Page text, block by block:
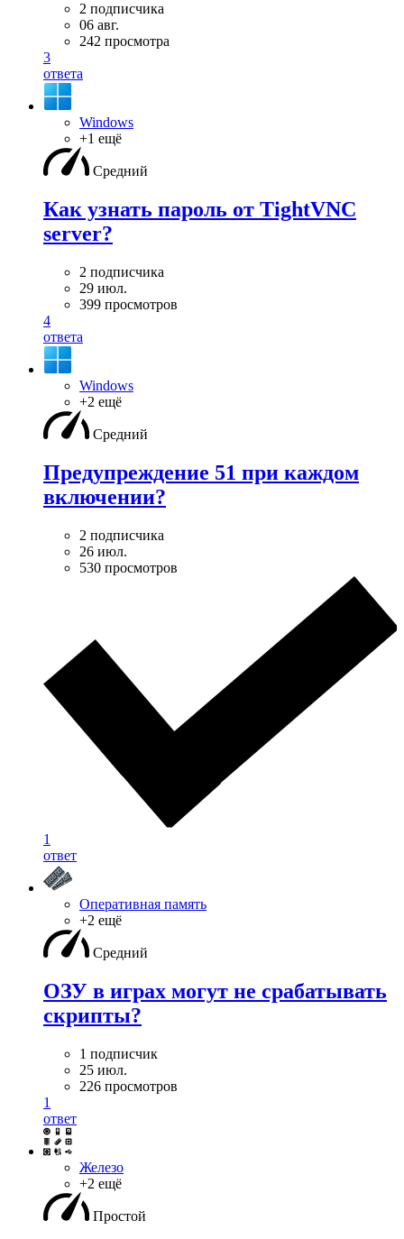
2 подписчика
06 авг.
242 просмотра
3
ответа
Windows
+1 ещё
Средний
Как узнать пароль от TightVNC
server?
2 подписчика
29 июл.
399 просмотров
4
ответа
Windows
+2 ещё
Средний
Предупреждение 51 при каждом
включении?
2 подписчика
26 июл.
530 просмотров
1
ответ
Оперативная память
+2 ещё
Средний
ОЗУ в играх могут не срабатывать
скрипты?
1 подписчик
25 июл.
226 просмотров
1
ответ
Железо
+2 ещё
Простой